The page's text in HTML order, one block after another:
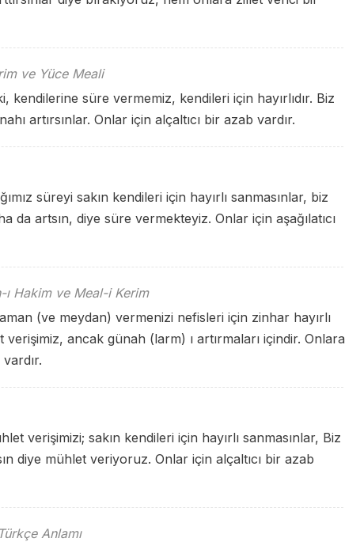
ve Yüce Meali
kendilerine süre vermemiz, kendileri için hayırlıdır. Biz
artırsınlar. Onlar için alçaltıcı bir azab vardır.
süreyi sakın kendileri için hayırlı sanmasınlar, biz
da artsın, diye süre vermekteyiz. Onlar için aşağılatıcı
ı Hakim ve Meal-i Kerim
(ve meydan) vermenizi nefisleri için zinhar hayırlı
verişimiz, ancak günah (larm) ı artırmaları içindir. Onlara
verişimizi; sakın kendileri için hayırlı sanmasınlar, Biz
diye mühlet veriyoruz. Onlar için alçaltıcı bir azab
Anlamı